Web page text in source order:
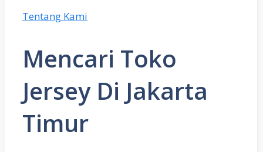
Tentang Kami
Mencari Toko
Jersey Di Jakarta
Timur